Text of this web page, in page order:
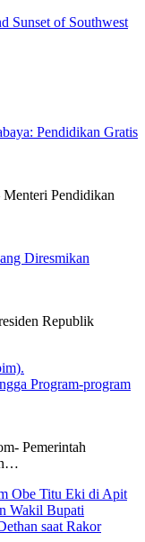
Sunset of Southwest
Pendidikan Gratis
Pendidikan
Diresmikan
Republik
Program-program
Pemerintah